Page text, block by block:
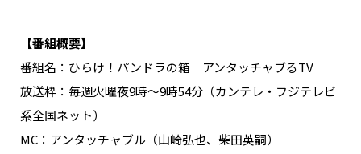
【番組概要】
番組名：ひらけ！パンドラの箱 アンタッチャブるTV
放送枠：毎週火曜夜9時～9時54分（カンテレ・フジテレビ
系全国ネット）
MC：アンタッチャブル（山崎弘也、柴田英嗣）